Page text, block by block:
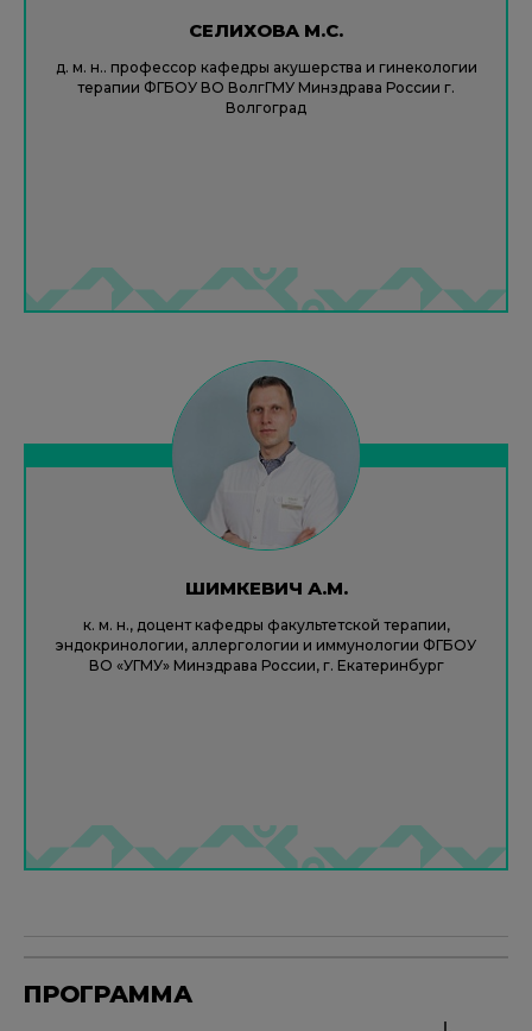
СЕЛИХОВА М.С.
д. м. н.. профессор кафедры акушерства и гинекологии
терапии ФГБОУ ВО ВолгГМУ Минздрава России г.
Волгоград
ШИМКЕВИЧ А.М.
к. м. н., доцент кафедры факультетской терапии,
эндокринологии, аллергологии и иммунологии ФГБОУ
ВО «УГМУ» Минздрава России, г. Екатеринбург
ПРОГРАММА